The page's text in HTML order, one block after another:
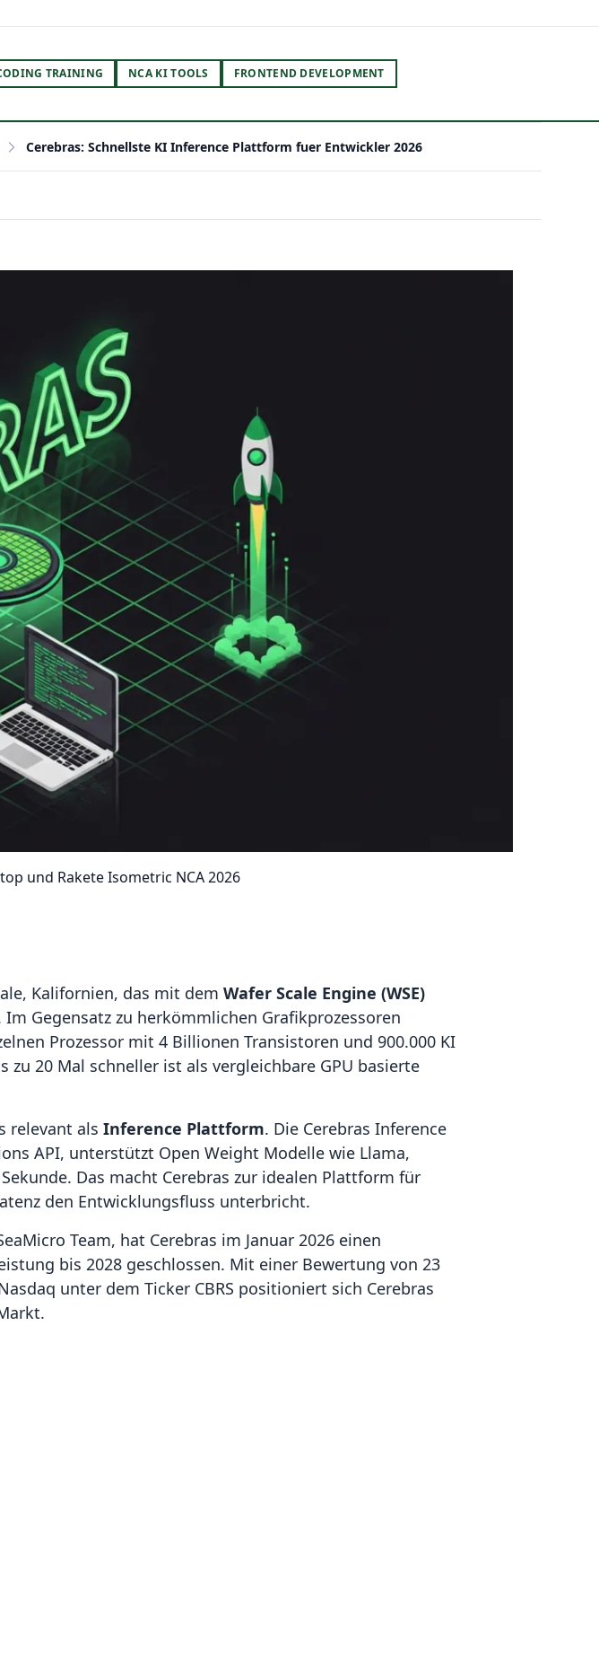
TRAINING NCA KI TOOLS FRONTEND DEVELOPMENT
Cerebras: Schnellste KI Inference Plattform fuer Entwickler 2026
und Rakete Isometric NCA 2026
Kalifornien, das mit dem Wafer Scale Engine (WSE)
Gegensatz zu herkömmlichen Grafikprozessoren
Prozessor mit 4 Billionen Transistoren und 900.000 KI
20 Mal schneller ist als vergleichbare GPU basierte
relevant als Inference Plattform. Die Cerebras Inference
API, unterstützt Open Weight Modelle wie Llama,
Das macht Cerebras zur idealen Plattform für
den Entwicklungsfluss unterbricht.
Team, hat Cerebras im Januar 2026 einen
bis 2028 geschlossen. Mit einer Bewertung von 23
unter dem Ticker CBRS positioniert sich Cerebras